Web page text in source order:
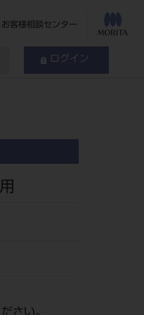
お客様相談センター
ログイン